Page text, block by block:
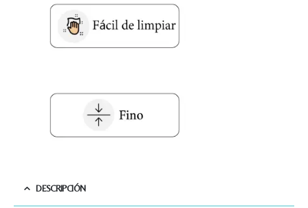
DESCRIPCIÓN
puedan responder a mi petición.